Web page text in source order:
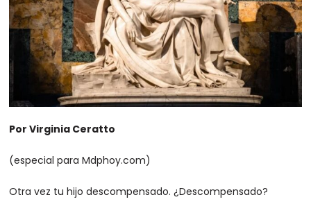
Por Virginia Ceratto
(especial para Mdphoy.com)
Otra vez tu hijo descompensado. ¿Descompensado?